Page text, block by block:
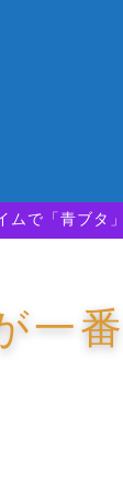
ムで「青ブタ
一